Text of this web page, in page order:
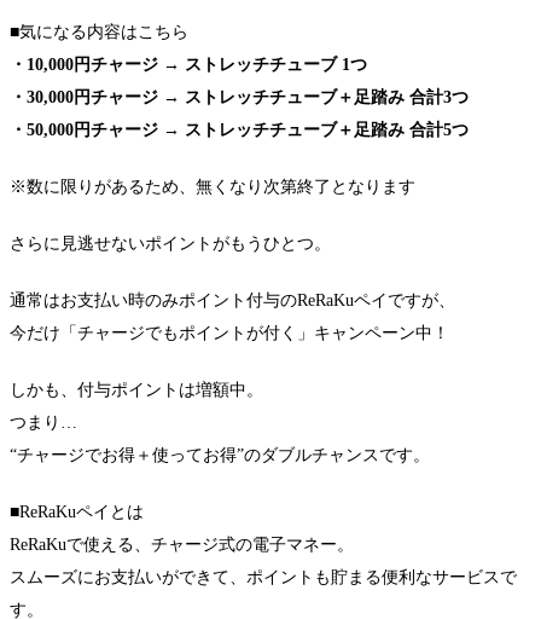
■気になる内容はこちら
・10,000円チャージ → ストレッチチューブ 1つ
・30,000円チャージ → ストレッチチューブ＋足踏み 合計3つ
・50,000円チャージ → ストレッチチューブ＋足踏み 合計5つ
※数に限りがあるため、無くなり次第終了となります
さらに見逃せないポイントがもうひとつ。
通常はお支払い時のみポイント付与のReRaKuペイですが、
今だけ「チャージでもポイントが付く」キャンペーン中！
しかも、付与ポイントは増額中。
つまり…
“チャージでお得＋使ってお得”のダブルチャンスです。
■ReRaKuペイとは
ReRaKuで使える、チャージ式の電子マネー。
スムーズにお支払いができて、ポイントも貯まる便利なサービスで
す。